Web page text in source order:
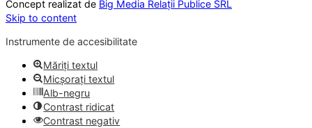
Concept realizat de Big Media Relații Publice SRL
Skip to content
Instrumente de accesibilitate
Măriți textul
Micșorați textul
Alb-negru
Contrast ridicat
Contrast negativ